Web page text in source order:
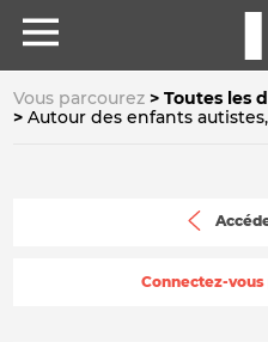
Vous parcourez
Toutes les
Autour des enfants
Connectez-